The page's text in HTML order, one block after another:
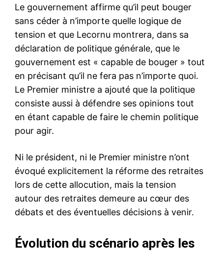
Le gouvernement affirme qu’il peut bouger
sans céder à n’importe quelle logique de
tension et que Lecornu montrera, dans sa
déclaration de politique générale, que le
gouvernement est « capable de bouger » tout
en précisant qu’il ne fera pas n’importe quoi.
Le Premier ministre a ajouté que la politique
consiste aussi à défendre ses opinions tout
en étant capable de faire le chemin politique
pour agir.
Ni le président, ni le Premier ministre n’ont
évoqué explicitement la réforme des retraites
lors de cette allocution, mais la tension
autour des retraites demeure au cœur des
débats et des éventuelles décisions à venir.
Évolution du scénario après les